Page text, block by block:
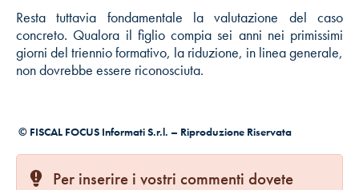
Resta tuttavia fondamentale la valutazione del caso
concreto. Qualora il figlio compia sei anni nei primissimi
giorni del triennio formativo, la riduzione, in linea generale,
non dovrebbe essere riconosciuta.
© FISCAL FOCUS Informati S.r.l. – Riproduzione Riservata
Per inserire i vostri commenti dovete